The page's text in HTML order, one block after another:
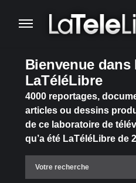
Bienvenue dans
LaTéléLibre
4000 reportages,
articles ou dessins
de ce laboratoire de
qu’a été LaTéléLibre de